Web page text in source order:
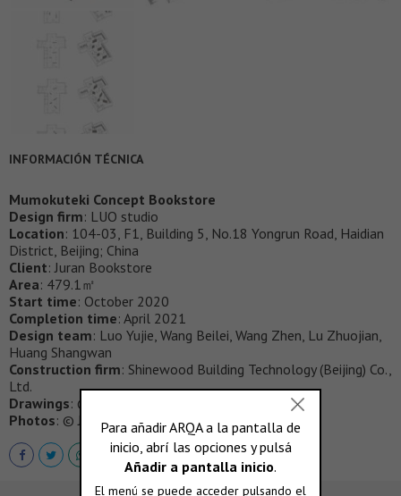
INFORMACIÓN TÉCNICA
Mumokuteki Concept Bookstore
Design firm: LUO studio
Location: 104-03, F1, Building 5, No.18 Yongrun Road, Haidian
District, Beijing; China
Client: Juran Bookstore
Area: 479.1㎡
Start time: October 2020
Completion time: April 2021
Design team: Luo Yujie, Wang Beilei, Wang Zhen, Lu Zhuojian,
Huang Shangwan
Construction firm: Shinewood Building Technology (Beijing) Co.,
Ltd.
Drawings: © LUO studio
Photos: © Jin Weiqi